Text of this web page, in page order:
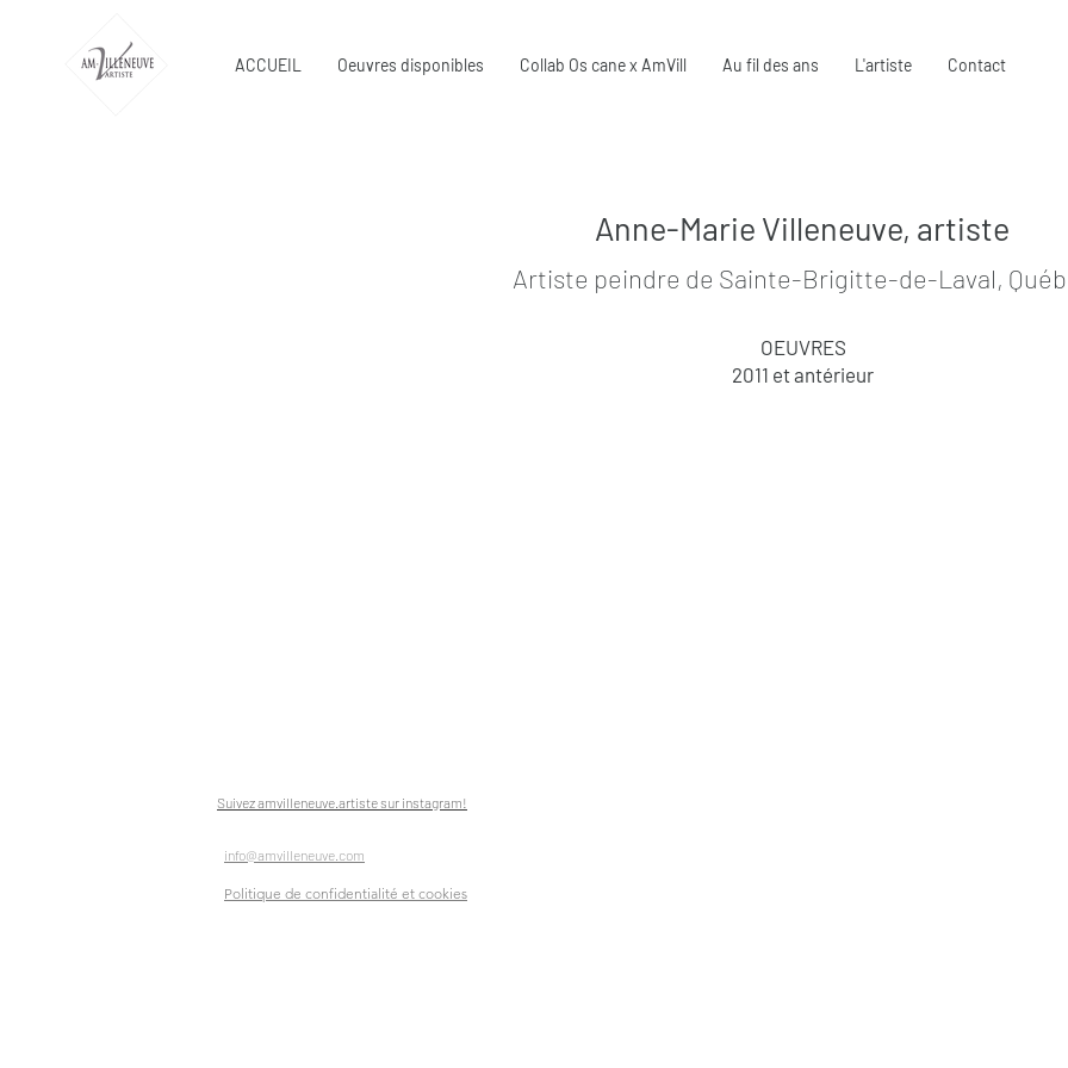
ACCUEIL Oeuvres disponibles Collab Os cane x AmVill Au fil des ans L'artiste Contact
Anne-Marie Villeneuve, artiste
Artiste peindre de Sainte-Brigitte-de-Laval,
OEUVRES
2011 et antérieur
Suivez amvilleneuve.artiste sur instagram!
info@amvilleneuve.com
Politique de confidentialité et cookies